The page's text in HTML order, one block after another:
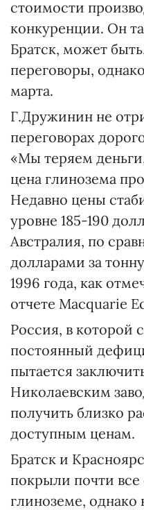
стоимости
конкуренции. Он
Братск, может
переговоры,
марта.
Г.Дружинин не
переговорах
«Мы теряем
цена глинозема
Недавно цены
уровне 185-190
Австралия, по
долларами за
1996 года, как
отчете Macquarie
Россия, в которой
постоянный
пытается
Николаевским
получить близко
доступным ценам.
Братск и
покрыли почти все
глиноземе,